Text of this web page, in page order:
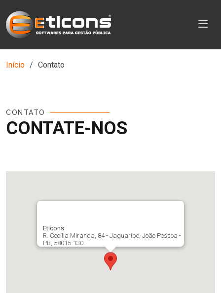
Início Contato
CONTATO
CONTATE-NOS
Eticons
R. Cecília Miranda, 84 - Jaguaribe, João Pessoa -
PB, 58015-130